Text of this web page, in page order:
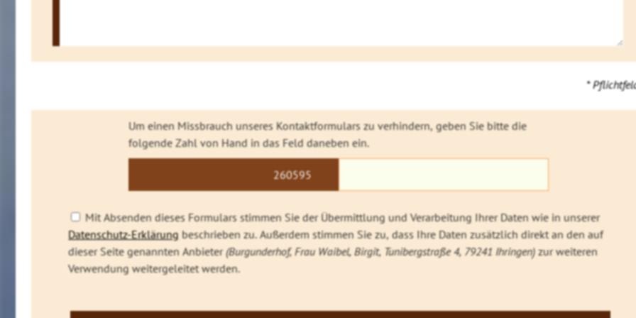
*
Um einen Missbrauch unseres Kontaktformulars zu verhindern, geben Sie bitte die
folgende Zahl von Hand in das Feld daneben ein.
260595
Mit Absenden dieses Formulars stimmen Sie der Übermittlung und Verarbeitung Ihrer Daten wie in unserer
Datenschutz-Erklärung beschrieben zu. Außerdem stimmen Sie zu, dass Ihre Daten zusätzlich direkt an den auf
dieser Seite genannten Anbieter(Burgunderhof, Frau Waibel, Birgit, Tunibergstraße 4, 79241 Ihringen)zur weiteren
Verwendung weitergeleitet werden.